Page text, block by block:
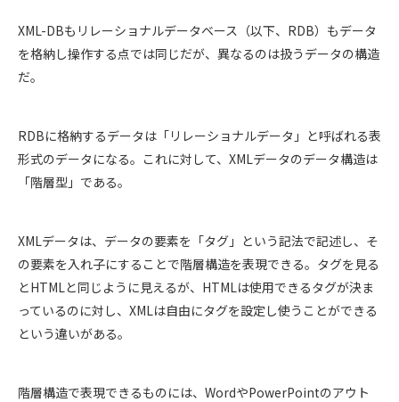
XML-DBもリレーショナルデータベース（以下、RDB）もデータ
を格納し操作する点では同じだが、異なるのは扱うデータの構造
だ。
RDBに格納するデータは「リレーショナルデータ」と呼ばれる表
形式のデータになる。これに対して、XMLデータのデータ構造は
「階層型」である。
XMLデータは、データの要素を「タグ」という記法で記述し、そ
の要素を入れ子にすることで階層構造を表現できる。タグを見る
とHTMLと同じように見えるが、HTMLは使用できるタグが決ま
っているのに対し、XMLは自由にタグを設定し使うことができる
という違いがある。
階層構造で表現できるものには、WordやPowerPointのアウト